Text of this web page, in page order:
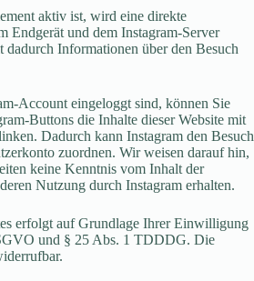
aktiv ist, wird eine direkte
Endgerät und dem Instagram-Server
dadurch Informationen über den Besuch
Account eingeloggt sind, können Sie
Buttons die Inhalte dieser Website mit
Dadurch kann Instagram den Besuch
zuordnen. Wir weisen darauf hin,
keine Kenntnis vom Inhalt der
Nutzung durch Instagram erhalten.
erfolgt auf Grundlage Ihrer Einwilligung
und § 25 Abs. 1 TDDDG. Die